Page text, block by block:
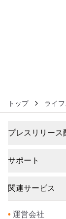
トップ ライ
プレスリリース
サポート
関連サービス
• 運営会社